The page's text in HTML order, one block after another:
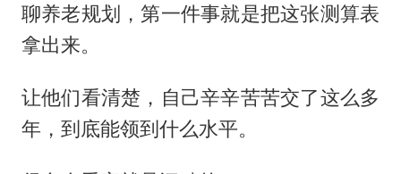
聊养老规划，第一件事就是把这张测算表
拿出来。
让他们看清楚，自己辛辛苦苦交了这么多
年，到底能领到什么水平。